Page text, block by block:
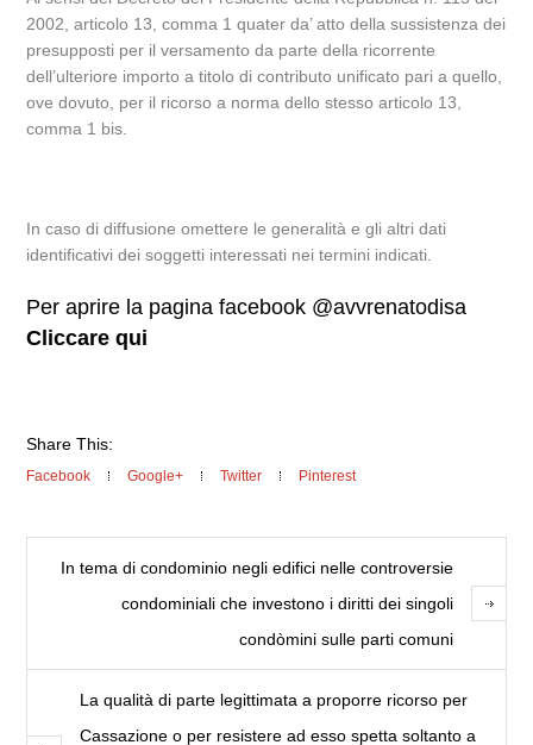
2002, articolo 13, comma 1 quater da’ atto della sussistenza dei
presupposti per il versamento da parte della ricorrente
dell’ulteriore importo a titolo di contributo unificato pari a quello,
ove dovuto, per il ricorso a norma dello stesso articolo 13,
comma 1 bis.
In caso di diffusione omettere le generalità e gli altri dati
identificativi dei soggetti interessati nei termini indicati.
Per aprire la pagina facebook @avvrenatodisa
Cliccare qui
Share This:
Facebook Google+ Twitter Pinterest
In tema di condominio negli edifici nelle controversie
condominiali che investono i diritti dei singoli
condòmini sulle parti comuni
La qualità di parte legittimata a proporre ricorso per
Cassazione o per resistere ad esso spetta soltanto a